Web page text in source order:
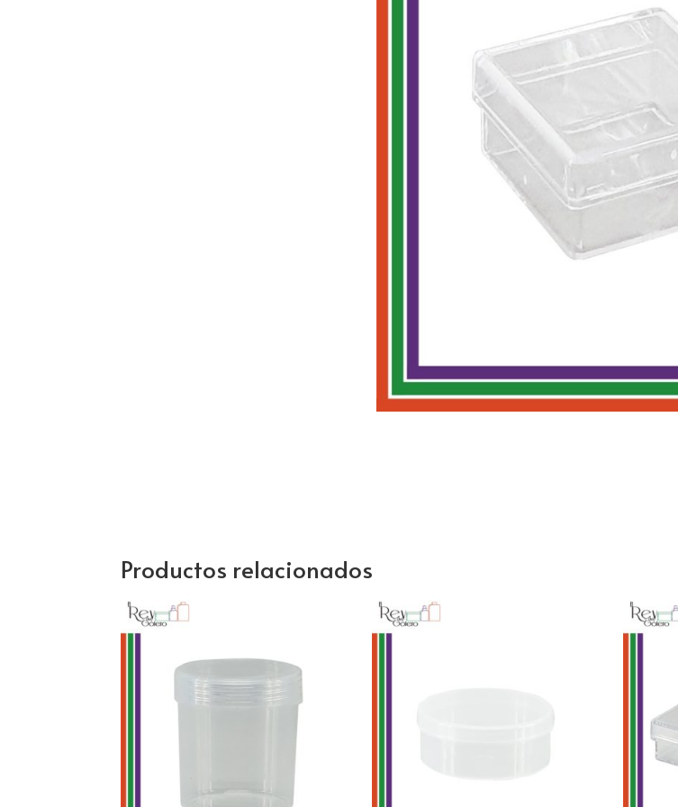
Productos relacionados